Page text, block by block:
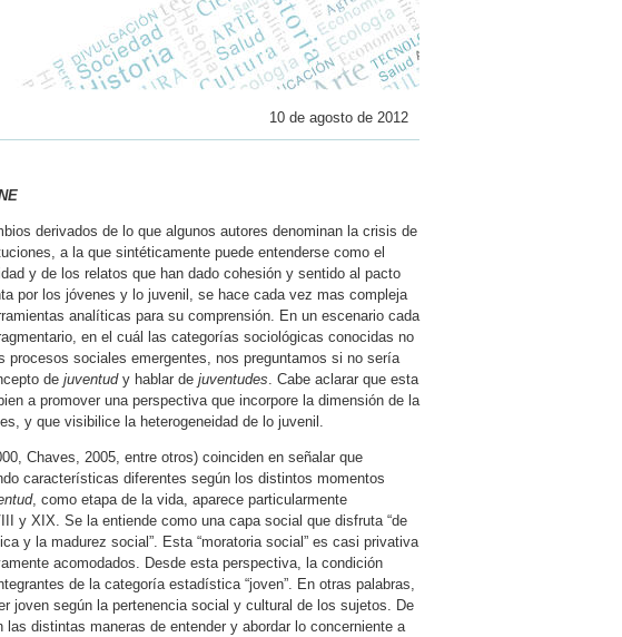
10 de agosto de 2012
derivados de lo que algunos autores denominan la crisis de
a la que sintéticamente puede entenderse como el
y de los relatos que han dado cohesión y sentido al pacto
por los jóvenes y lo juvenil, se hace cada vez mas compleja
analíticas para su comprensión. En un escenario cada
en el cuál las categorías sociológicas conocidas no
procesos sociales emergentes, nos preguntamos si no sería
de juventudy hablar de juventudes. Cabe aclarar que esta
a promover una perspectiva que incorpore la dimensión de la
y que visibilice la heterogeneidad de lo juvenil.
Chaves, 2005, entre otros) coinciden en señalar que
características diferentes según los distintos momentos
, como etapa de la vida, aparece particularmente
y XIX. Se la entiende como una capa social que disfruta “de
y la madurez social”. Esta “moratoria social” es casi privativa
acomodados. Desde esta perspectiva, la condición
de la categoría estadística “joven”. En otras palabras,
joven según la pertenencia social y cultural de los sujetos. De
distintas maneras de entender y abordar lo concerniente a